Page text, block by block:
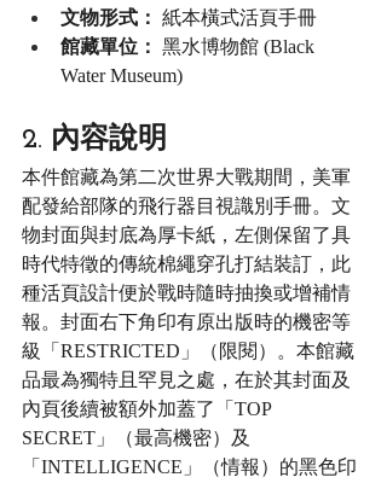
文物形式： 紙本橫式活頁手冊
館藏單位： 黑水博物館 (Black
Water Museum)
2. 內容說明
本件館藏為第二次世界大戰期間，美軍
配發給部隊的飛行器目視識別手冊。文
物封面與封底為厚卡紙，左側保留了具
時代特徵的傳統棉繩穿孔打結裝訂，此
種活頁設計便於戰時隨時抽換或增補情
報。封面右下角印有原出版時的機密等
級「RESTRICTED」（限閱）。本館藏
品最為獨特且罕見之處，在於其封面及
內頁後續被額外加蓋了「TOP
SECRET」（最高機密）及
「INTELLIGENCE」（情報）的黑色印